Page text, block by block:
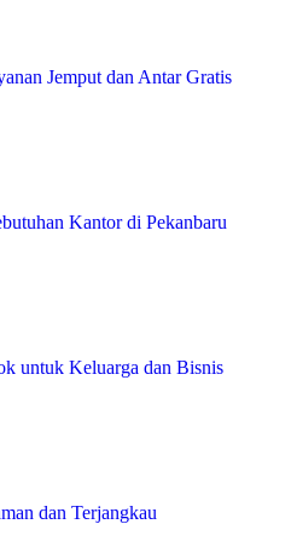
Jemput dan Antar Gratis
Kantor di Pekanbaru
untuk Keluarga dan Bisnis
dan Terjangkau